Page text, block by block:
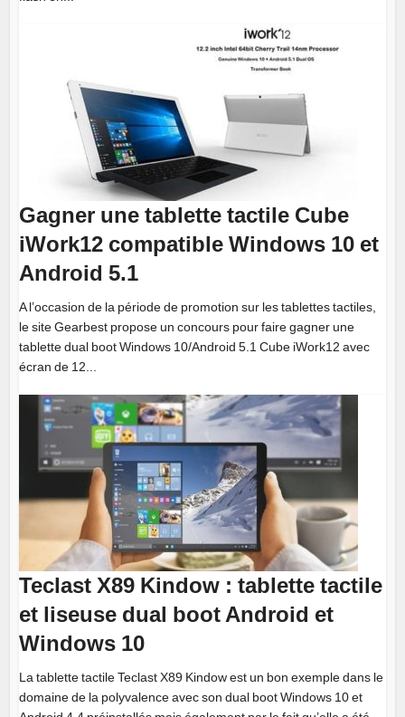
Gagner une tablette tactile Cube
iWork12 compatible Windows 10 et
Android 5.1
A l’occasion de la période de promotion sur les tablettes tactiles,
le site Gearbest propose un concours pour faire gagner une
tablette dual boot Windows 10/Android 5.1 Cube iWork12 avec
écran de 12...
Teclast X89 Kindow : tablette tactile
et liseuse dual boot Android et
Windows 10
La tablette tactile Teclast X89 Kindow est un bon exemple dans le
domaine de la polyvalence avec son dual boot Windows 10 et